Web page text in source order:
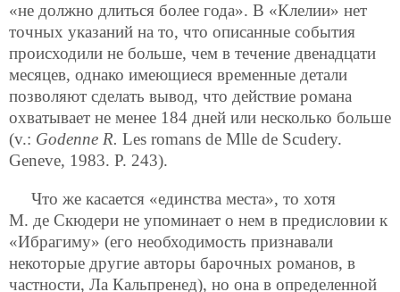
«не должно длиться более года». В «Клелии» нет
точных указаний на то, что описанные события
происходили не больше, чем в течение двенадцати
месяцев, однако имеющиеся временные детали
позволяют сделать вывод, что действие романа
охватывает не менее 184 дней или несколько больше
(v.: Godenne R. Les romans de Mlle de Scudery.
Geneve, 1983. P. 243).
Что же касается «единства места», то хотя
М. де Скюдери не упоминает о нем в предисловии к
«Ибрагиму» (его необходимость признавали
некоторые другие авторы барочных романов, в
частности, Ла Кальпренед), но она в определенной